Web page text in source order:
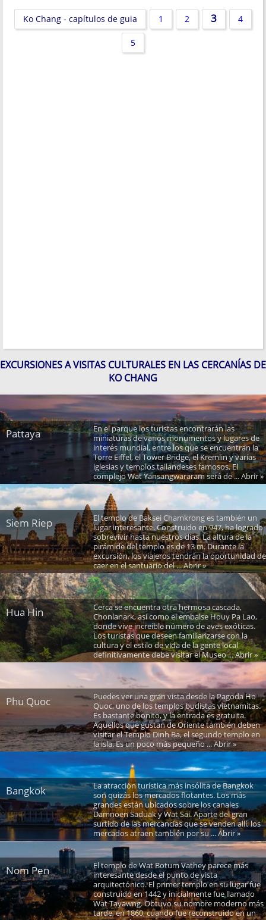
Ko Chang - capítulos de guia 1 2 3 4
5
EXCURSIONES A VISITAS CULTURALES EN LAS CERCANÍAS DE
KO CHANG
Pattaya
En el parque los turistas encontrarán las
miniaturas de varios monumentos y lugares de
interés mundial, entre los que se encuentran la
Torre Eiffel, el Tower Bridge, el Kremlin y varias
iglesias y templos tailandeses famosos. El
complejo Wat Yansangwararam será de ... Abrir »
Siem Riep
El templo de Baksei Chamkrong es también un
lugar interesante. Construido en 947, ha logrado
sobrevivir hasta nuestros días. La altura de la
pirámide del templo es de 13 m. Durante la
excursión, los viajeros tendrán la oportunidad de
caer en el santuario del ... Abrir »
Hua Hin
Cerca se encuentra otra hermosa cascada,
Chonlanark, así como el embalse Houy Pa Lao,
donde vive increíble número de aves exóticas.
Los turistas que deseen familiarizarse con la
cultura y el estilo de vida de la gente local
definitivamente debe visitar el Museo ... Abrir »
Phu Quoc
Puedes ver una gran vista desde la Pagoda Ho
Quoc, uno de los templos budistas vietnamitas.
Es bastante bonito, y la entrada es gratuita.
Aquellos que gustan de Oriente también deben
visitar el Templo Dinh Ba, el segundo templo en
la isla. Es un poco más pequeño ... Abrir »
Bangkok
La atracción turística más insólita de Bangkok
son quizás los mercados flotantes. Los más
grandes están ubicados sobre los canales
Damnoen Saduak y Wat Sai. Aparte del gran
surtido de las mercancías que se venden allí, los
mercados atraen también por su ... Abrir »
Nom Pen
El templo de Wat Botum Vathey parece más
interesante desde el punto de vista
arquitectónico. El primer templo en su lugar fue
construido en 1442 y inicialmente fue llamado
Wat Tayawng. Obtuvo su nombre moderno más
tarde, en 1860, cuando fue reconstruido en un